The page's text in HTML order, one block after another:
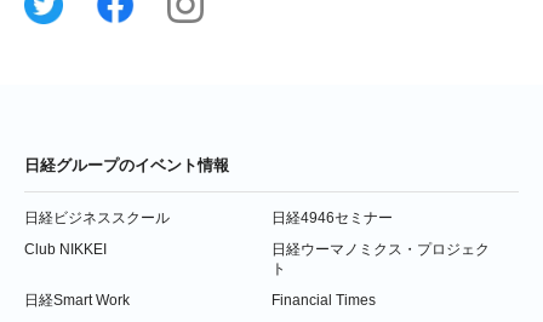
日経グループのイベント情報
日経ビジネススクール
日経4946セミナー
Club NIKKEI
日経ウーマノミクス・プロジェク
ト
日経Smart Work
Financial Times